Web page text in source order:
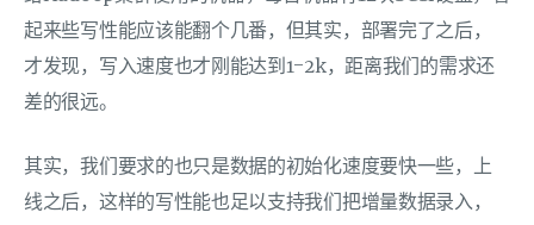
起来些写性能应该能翻个几番，但其实，部署完了之后，
才发现，写入速度也才刚能达到1-2k，距离我们的需求还
差的很远。
其实，我们要求的也只是数据的初始化速度要快一些，上
线之后，这样的写性能也足以支持我们把增量数据录入，